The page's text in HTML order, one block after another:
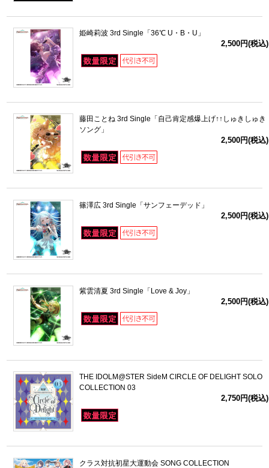
姫崎莉波 3rd Single「36℃ U・B・U」
2,500円(税込)
藤田ことね 3rd Single「自己肯定感爆上げ↑↑しゅきしゅき
ソング」
2,500円(税込)
篠澤広 3rd Single「サンフェーデッド」
2,500円(税込)
紫雲清夏 3rd Single「Love & Joy」
2,500円(税込)
THE IDOLM@STER SideM CIRCLE OF DELIGHT SOLO
COLLECTION 03
2,750円(税込)
クラス対抗初星大運動会 SONG COLLECTION